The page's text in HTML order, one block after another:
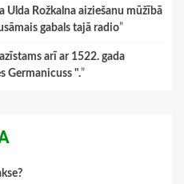
Rožkalna aiziešanu mūžībā
gabals tajā radio”
arī ar 1522. gada
Germanicuss ".”